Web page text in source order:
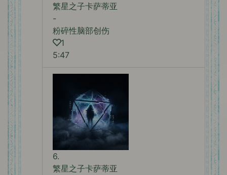
繁星之子卡萨蒂亚
-
粉碎性脑部创伤
1
5:47
6.
繁星之子卡萨蒂亚